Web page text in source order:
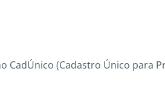
CadÚnico (Cadastro Único para